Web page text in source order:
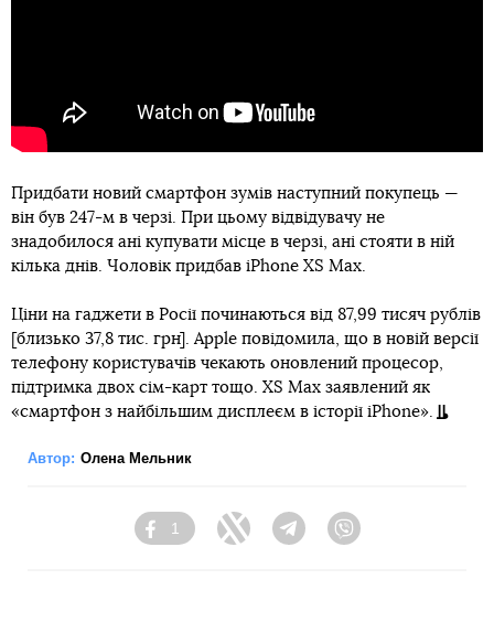
Придбати новий смартфон зумів наступний покупець —
він був 247-м в черзі. При цьому відвідувачу не
знадобилося ані купувати місце в черзі, ані стояти в ній
кілька днів. Чоловік придбав iPhone XS Max.
Ціни на гаджети в Росії починаються від 87,99 тисяч рублів
[близько 37,8 тис. грн]. Apple повідомила, що в новій версії
телефону користувачів чекають оновлений процесор,
підтримка двох сім-карт тощо. XS Max заявлений як
«смартфон з найбільшим дисплеєм в історії iPhone».
Автор: Олена Мельник
Facebook
1
Twitter Telegram